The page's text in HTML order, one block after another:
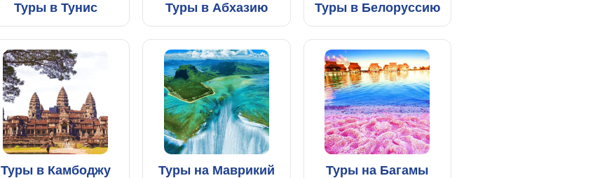
Туры в Тунис Туры в Абхазию Туры в Белоруссию
Туры в Камбоджу Туры на Маврикий Туры на Багамы